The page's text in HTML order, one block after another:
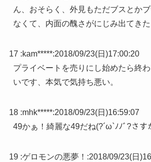
ん、おそらく、外見もただブスとか
なくて、内面の醜さがにじみ出てき
17 :kam*****:2018/09/23(日)17:00:20
プライベートを売りにし始めたら終
いです、本気で気持ち悪い。
18 :mhk*****:2018/09/23(日)16:59:07
49かぁ！綺麗な49だね(?´ω`ﾉﾉﾞ?さす
19 :ゲロモンの悪夢！ :2018/09/23(日